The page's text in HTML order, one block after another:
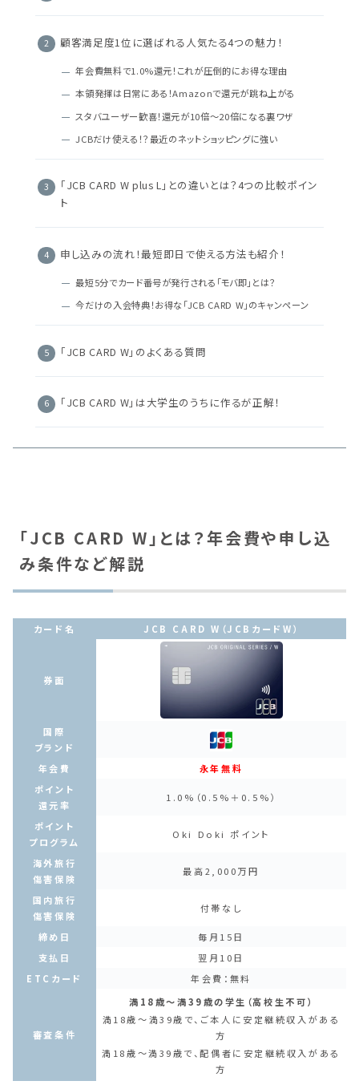
顧客満足度1位に選ばれる人気たる4つの魅力！
年会費無料で1.0%還元！これが圧倒的にお得な理由
本領発揮は日常にある！Amazonで還元が跳ね上がる
スタバユーザー歓喜！還元が10倍～20倍になる裏ワザ
JCBだけ使える！？最近のネットショッピングに強い
「JCB CARD W plus L」との違いとは？4つの比較ポイン
ト
申し込みの流れ！最短即日で使える方法も紹介！
最短5分でカード番号が発行される「モバ即」とは？
今だけの入会特典！お得な「JCB CARD W」のキャンペーン
「JCB CARD W」のよくある質問
「JCB CARD W」は大学生のうちに作るが正解！
「JCB CARD W」とは？年会費や申し込
み条件など解説
カード名 JCB CARD W（JCBカードW）
券面
国際
ブランド
年会費
永年無料
ポイント
還元率
1.0%（0.5%＋0.5%）
ポイント
プログラム
Oki Doki ポイント
海外旅行
傷害保険
最高2,000万円
国内旅行
傷害保険
付帯なし
締め日
毎月15日
支払日
翌月10日
ETCカード
年会費：無料
審査条件
満18歳～満39歳の学生（高校生不可）
満18歳～満39歳で、ご本人に安定継続収入がある
方
満18歳～満39歳で、配偶者に安定継続収入がある
方